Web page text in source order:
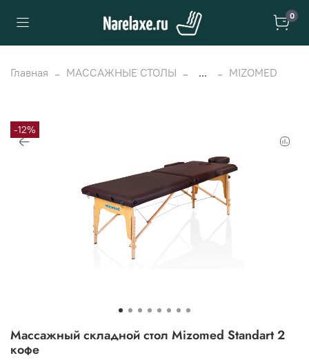
0
Главная МАССАЖНЫЕ СТОЛЫ ... MIZOMED
-12%
Массажный складной стол Mizomed Standart 2
кофе